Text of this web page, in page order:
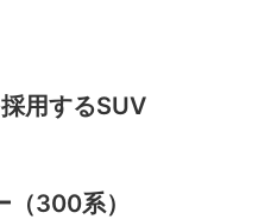
用するSUV
（300系）